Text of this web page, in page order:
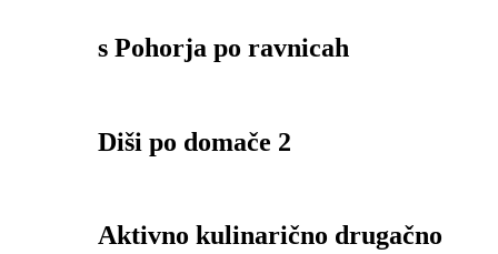
s Pohorja po ravnicah
Diši po domače 2
Aktivno kulinarično drugačno